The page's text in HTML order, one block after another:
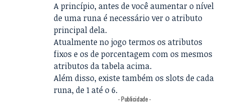
A princípio, antes de você aumentar o nível
de uma runa é necessário ver o atributo
principal dela.
Atualmente no jogo termos os atributos
fixos e os de porcentagem com os mesmos
atributos da tabela acima.
Além disso, existe também os slots de cada
runa, de 1 até o 6.
- Publicidade -